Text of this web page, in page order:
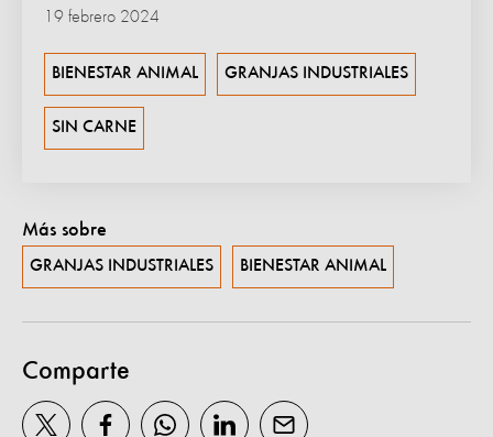
19 febrero 2024
BIENESTAR ANIMAL GRANJAS INDUSTRIALES
SIN CARNE
Más sobre
GRANJAS INDUSTRIALES BIENESTAR ANIMAL
Comparte